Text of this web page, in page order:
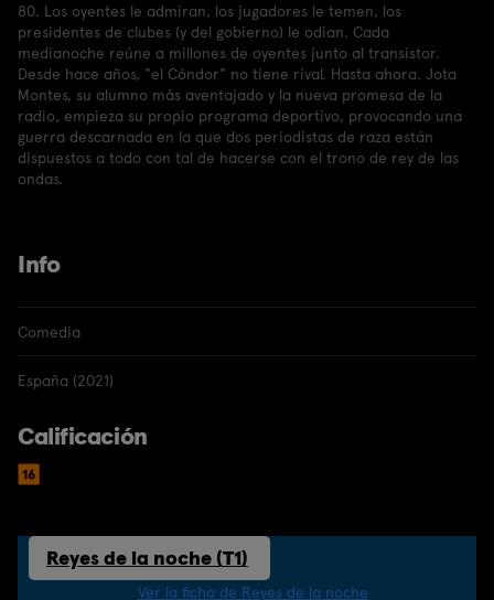
80. Los oyentes le admiran, los jugadores le temen, los
presidentes de clubes (y del gobierno) le odian. Cada
medianoche reúne a millones de oyentes junto al transistor.
Desde hace años, "el Cóndor" no tiene rival. Hasta ahora. Jota
Montes, su alumno más aventajado y la nueva promesa de la
radio, empieza su propio programa deportivo, provocando una
guerra descarnada en la que dos periodistas de raza están
dispuestos a todo con tal de hacerse con el trono de rey de las
ondas.
Info
Comedia
España (2021)
Calificación
Reyes de la noche (T1)
Ver la ficha de Reyes de la noche